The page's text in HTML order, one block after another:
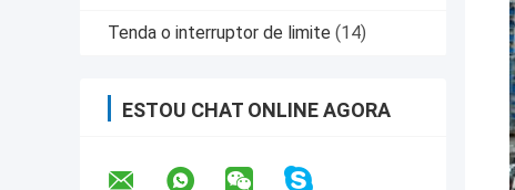
Tenda o interruptor de limite (14)
ESTOU CHAT ONLINE AGORA